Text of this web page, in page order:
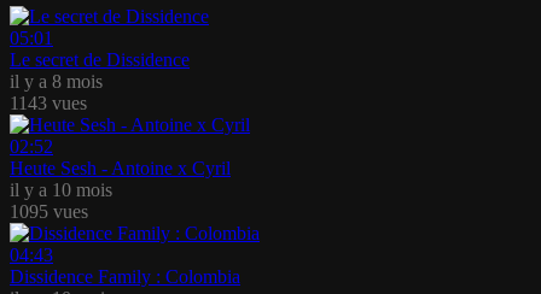
05:01
Le secret de Dissidence
il y a 8 mois
1143 vues
02:52
Heute Sesh - Antoine x Cyril
il y a 10 mois
1095 vues
04:43
Dissidence Family : Colombia